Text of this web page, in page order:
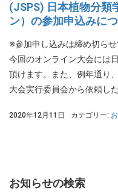
(JSPS) 日本植物分類
ン）の参加申込みに
※参加申し込みは締め切ら
今回のオンライン大会には
頂けます。また、例年通り
大会実行委員会から依頼し
2020年12月11日 カテゴリー:
お知らせの検索